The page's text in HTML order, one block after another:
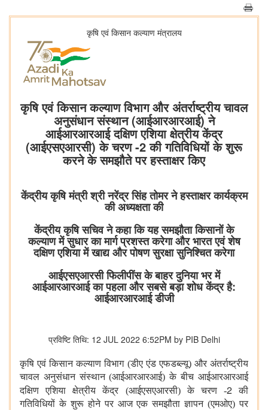
कृषि एवं किसान कल्‍याण मंत्रालय
कृषि एवं किसान कल्याण विभाग और अंतर्राष्ट्रीय चावल
अनुसंधान संस्थान (आईआरआरआई) ने
आईआरआरआई दक्षिण एशिया क्षेत्रीय केंद्र
(आईएसएआरसी) के चरण -2 की गतिविधियों के शुरू
करने के समझौते पर हस्ताक्षर किए
केंद्रीय कृषि मंत्री श्री नरेंद्र सिंह तोमर ने हस्ताक्षर कार्यक्रम
की अध्यक्षता की
केंद्रीय कृषि सचिव ने कहा कि यह समझौता किसानों के
कल्याण में सुधार का मार्ग प्रशस्त करेगा और भारत एवं शेष
दक्षिण एशिया में खाद्य और पोषण सुरक्षा सुनिश्चित करेगा
आईएसएआरसी फिलीपींस के बाहर दुनिया भर में
आईआरआरआई का पहला और सबसे बड़ा शोध केंद्र है:
आईआरआरआई डीजी
प्रविष्टि तिथि: 12 JUL 2022 6:52PM by PIB Delhi
कृषि एवं किसान कल्याण विभाग (डीए एंड एफडब्ल्यू) और अंतर्राष्ट्रीय
चावल अनुसंधान संस्थान (आईआरआरआई) के बीच आईआरआरआई
दक्षिण एशिया क्षेत्रीय केंद्र (आईएसएआरसी) के चरण -2की
गतिविधियों के शुरू होने पर आज एक समझौता ज्ञापन (एमओए) पर